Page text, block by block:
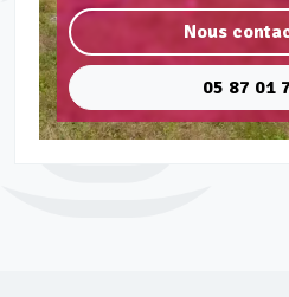
Nous
05 87 01